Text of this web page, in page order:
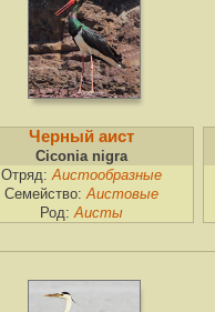
Черный аист
Ciconia nigra
Отряд:Аистообразные
Семейство:Аистовые
Род:Аисты